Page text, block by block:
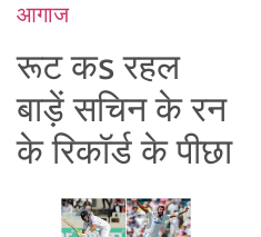
आगाज
रूट कs रहल
बाड़ें सचिन के रन
के रिकॉर्ड के पीछा